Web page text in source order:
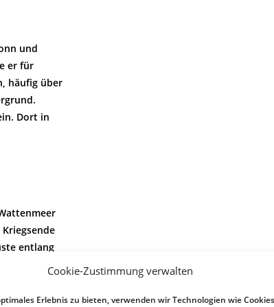
Cookie-Zustimmung verwalten
Erlebnis zu bieten, verwenden wir Technologien wie
und
er für
häufig über
Dort in
entlang